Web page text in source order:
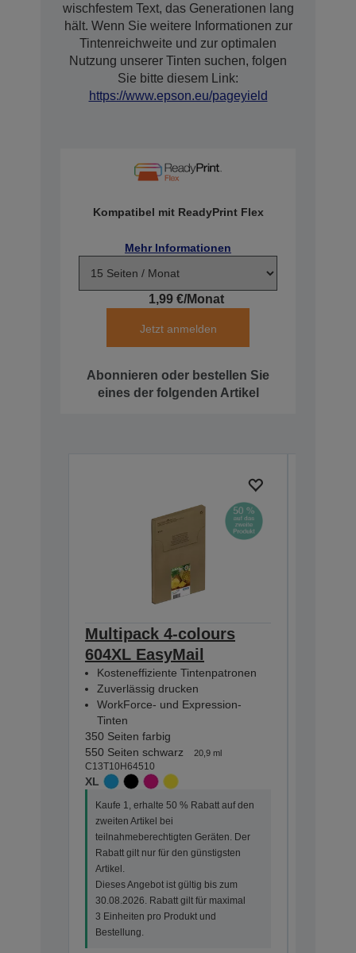
wischfestem Text, das Generationen lang
hält. Wenn Sie weitere Informationen zur
Tintenreichweite und zur optimalen
Nutzung unserer Tinten suchen, folgen
Sie bitte diesem Link:
https://www.epson.eu/pageyield
Kompatibel mit ReadyPrint Flex
Mehr Informationen
1,99 €/Monat
Jetzt anmelden
Abonnieren oder bestellen Sie
eines der folgenden Artikel
Multipack 4-colours
604XL EasyMail
Kosteneffiziente Tintenpatronen
Zuverlässig drucken
WorkForce- und Expression-
Tinten
350 Seiten farbig
550 Seiten schwarz
20,9 ml
C13T10H64510
XL
Kaufe 1, erhalte 50 % Rabatt auf den
zweiten Artikel bei
teilnahmeberechtigten Geräten. Der
Rabatt gilt nur für den günstigsten
Artikel.
Dieses Angebot ist gültig bis zum
30.08.2026. Rabatt gilt für maximal
3 Einheiten pro Produkt und
Bestellung.